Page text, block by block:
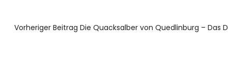
Vorheriger Beitrag Die Quacksalber von Quedlinburg – Das